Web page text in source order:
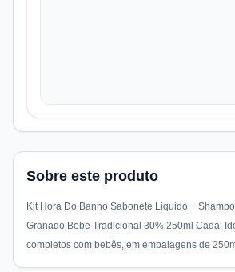
Sobre este produto
Kit Hora Do Banho Sabonete Liquido +
Granado Bebe Tradicional 30% 250ml Cada.
completos com bebês, em embalagens de